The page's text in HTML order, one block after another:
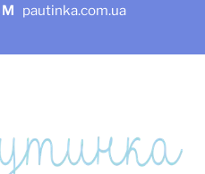
pautinka.com.ua